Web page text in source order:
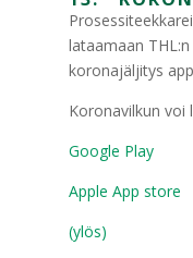
lataamaan
koronajäljitys
Koronavilkun voi
Google Play
Apple App store
(ylös)